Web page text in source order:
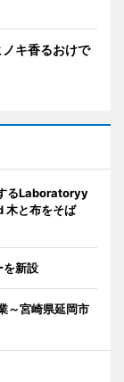
キ香るおけで
るLaboratoryy
木と布をそば
を新設
～宮崎県延岡市